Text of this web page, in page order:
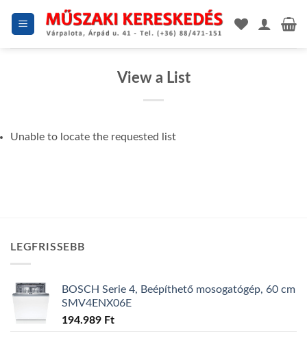
View a List
Unable to locate the requested list
LEGFRISSEBB
BOSCH Serie 4, Beépíthető mosogatógép, 60 cm
SMV4ENX06E
194.989 Ft